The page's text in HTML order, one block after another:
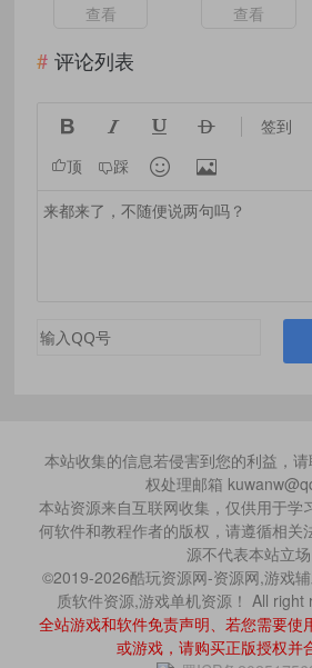
查看 查看
评论列表
    签到
顶 踩  
本站收集的信息若侵害到您的利益，
权处理邮箱
本站资源来自互联网收集，仅供用于学
何软件和教程作者的版权，请遵循相关
源不代表本站立场
©2019-2026酷玩资源网-资源网,游戏
质软件资源,游戏单机资源！ All
全站游戏和软件免责声明、若您需要使
或游戏，请购买正版授权并